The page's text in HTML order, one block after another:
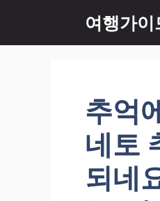
츠
여행가이
추억
네토
되네